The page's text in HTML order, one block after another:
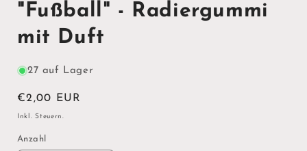
"Fußball" - Radiergummi
mit Duft
27 auf Lager
Normaler
Preis
€2,00 EUR
Inkl. Steuern.
Anzahl